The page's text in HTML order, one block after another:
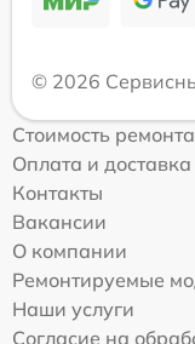
© 2026
Стоимость ремонта
Оплата и доставка
Контакты
Вакансии
О компании
Ремонтируемые
Наши услуги
Согласие на